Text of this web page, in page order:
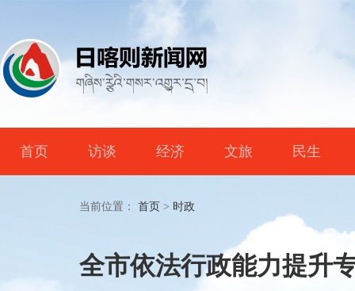
首页 访谈 经济 文旅 民生
当前位置： 首页 > 时政
全市依法行政能力提升